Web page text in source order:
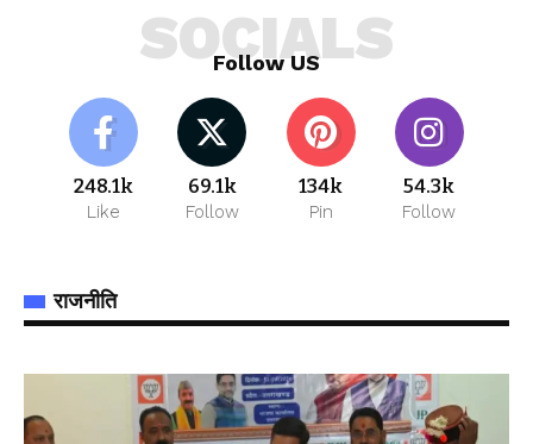
Follow US
SOCIALS
248.1k
Like
69.1k
Follow
134k
Pin
54.3k
Follow
राजनीति